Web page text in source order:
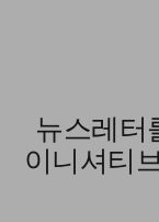
뉴스레터
이니셔티